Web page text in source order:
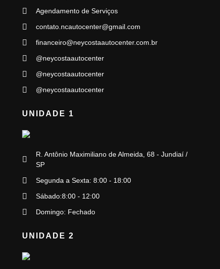
Agendamento de Serviços
contato.ncautocenter@gmail.com
financeiro@neycostaautocenter.com.br
@neycostaautocenter
@neycostaautocenter
@neycostaautocenter
UNIDADE 1
R. Antônio Maximiliano de Almeida, 68 - Jundiaí /
SP
Segunda a Sexta: 8:00 - 18:00
Sábado:8:00 - 12:00
Domingo: Fechado
UNIDADE 2